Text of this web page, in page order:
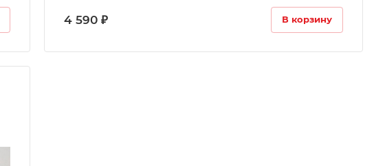
4 590 ₽ В корзину